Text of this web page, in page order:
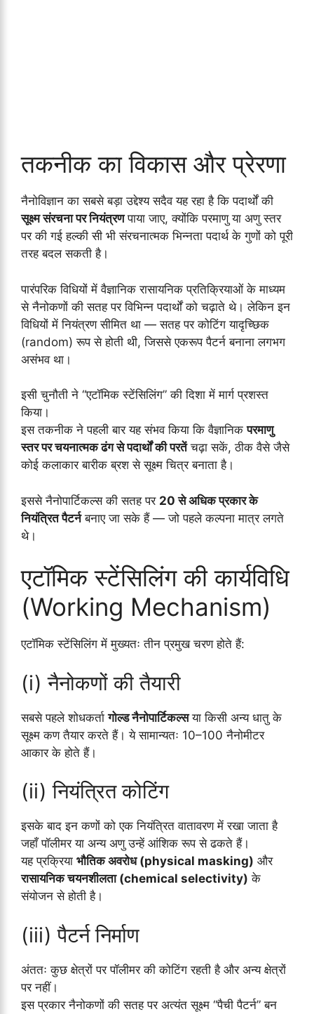
तकनीक का विकास और प्रेरणा
नैनोविज्ञान का सबसे बड़ा उद्देश्य सदैव यह रहा है कि पदार्थों की
सूक्ष्म संरचना पर नियंत्रणपाया जाए, क्योंकि परमाणु या अणु स्तर
पर की गई हल्की सी भी संरचनात्मक भिन्नता पदार्थ के गुणों को पूरी
तरह बदल सकती है।
पारंपरिक विधियों में वैज्ञानिक रासायनिक प्रतिक्रियाओं के माध्यम
से नैनोकणों की सतह पर विभिन्न पदार्थों को चढ़ाते थे। लेकिन इन
विधियों में नियंत्रण सीमित था — सतह पर कोटिंग यादृच्छिक
(random) रूप से होती थी, जिससे एकरूप पैटर्न बनाना लगभग
असंभव था।
इसी चुनौती ने “एटॉमिक स्टेंसिलिंग” की दिशा में मार्ग प्रशस्त
किया।
इस तकनीक ने पहली बार यह संभव किया कि वैज्ञानिकपरमाणु
स्तर पर चयनात्मक ढंग से पदार्थों की परतेंचढ़ा सकें, ठीक वैसे जैसे
कोई कलाकार बारीक ब्रश से सूक्ष्म चित्र बनाता है।
इससे नैनोपार्टिकल्स की सतह पर 20 से अधिक प्रकार के
नियंत्रित पैटर्नबनाए जा सके हैं — जो पहले कल्पना मात्र लगते
थे।
एटॉमिक स्टेंसिलिंग की कार्यविधि
(Working Mechanism)
एटॉमिक स्टेंसिलिंग में मुख्यतः तीन प्रमुख चरण होते हैं:
(i) नैनोकणों की तैयारी
सबसे पहले शोधकर्तागोल्ड नैनोपार्टिकल्सया किसी अन्य धातु के
सूक्ष्म कण तैयार करते हैं। ये सामान्यतः 10–100 नैनोमीटर
आकार के होते हैं।
(ii) नियंत्रित कोटिंग
इसके बाद इन कणों को एक नियंत्रित वातावरण में रखा जाता है
जहाँ पॉलीमर या अन्य अणु उन्हें आंशिक रूप से ढकते हैं।
यह प्रक्रिया भौतिक अवरोध (physical masking) और
रासायनिक चयनशीलता (chemical selectivity) के
संयोजन से होती है।
(iii) पैटर्न निर्माण
अंततः कुछ क्षेत्रों पर पॉलीमर की कोटिंग रहती है और अन्य क्षेत्रों
पर नहीं।
इस प्रकार नैनोकणों की सतह पर अत्यंत सूक्ष्म “पैची पैटर्न” बन